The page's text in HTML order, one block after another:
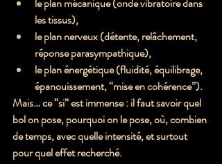
le plan mécanique (onde vibratoire dans
les tissus),
le plan nerveux (détente, relâchement,
réponse parasympathique),
le plan énergétique (fluidité, équilibrage,
épanouissement, “mise en cohérence”).
Mais… ce “si” est immense : il faut savoir quel
bol on pose, pourquoi on le pose, où, combien
de temps, avec quelle intensité, et surtout
pour quel effet recherché.